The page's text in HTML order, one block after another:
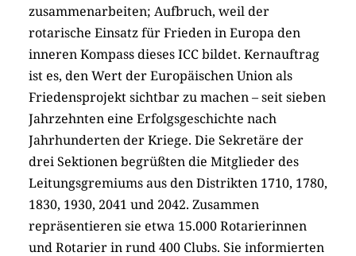
zusammenarbeiten; Aufbruch, weil der
rotarische Einsatz für Frieden in Europa den
inneren Kompass dieses ICC bildet. Kernauftrag
ist es, den Wert der Europäischen Union als
Friedensprojekt sichtbar zu machen – seit sieben
Jahrzehnten eine Erfolgsgeschichte nach
Jahrhunderten der Kriege. Die Sekretäre der
drei Sektionen begrüßten die Mitglieder des
Leitungsgremiums aus den Distrikten 1710, 1780,
1830, 1930, 2041 und 2042. Zusammen
repräsentieren sie etwa 15.000 Rotarierinnen
und Rotarier in rund 400 Clubs. Sie informierten